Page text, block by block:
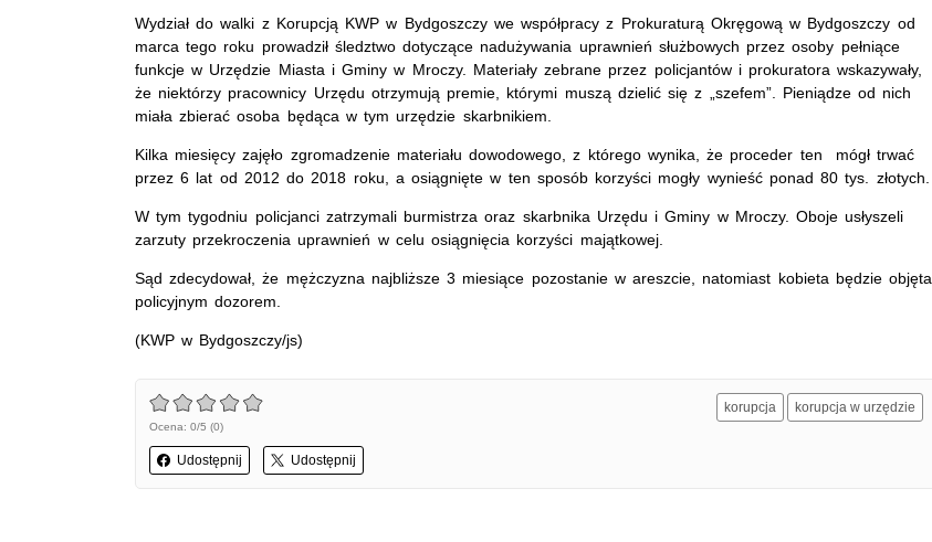
Wydział do walki z Korupcją KWP w Bydgoszczy we współpracy z Prokuraturą Okręgową w Bydgoszczy od
marca tego roku prowadził śledztwo dotyczące nadużywania uprawnień służbowych przez osoby pełniące
funkcje w Urzędzie Miasta i Gminy w Mroczy. Materiały zebrane przez policjantów i prokuratora wskazywały,
że niektórzy pracownicy Urzędu otrzymują premie, którymi muszą dzielić się z „szefem”. Pieniądze od nich
miała zbierać osoba będąca w tym urzędzie skarbnikiem.
Kilka miesięcy zajęło zgromadzenie materiału dowodowego, z którego wynika, że proceder ten mógł trwać
przez 6 lat od 2012 do 2018 roku, a osiągnięte w ten sposób korzyści mogły wynieść ponad 80 tys. złotych.
W tym tygodniu policjanci zatrzymali burmistrza oraz skarbnika Urzędu i Gminy w Mroczy. Oboje usłyszeli
zarzuty przekroczenia uprawnień w celu osiągnięcia korzyści majątkowej.
Sąd zdecydował, że mężczyzna najbliższe 3 miesiące pozostanie w areszcie, natomiast kobieta będzie objęta
policyjnym dozorem.
(KWP w Bydgoszczy/js)
Ocena: 0/5 (0)
Udostępnij Udostępnij
korupcja korupcja w urzędzie